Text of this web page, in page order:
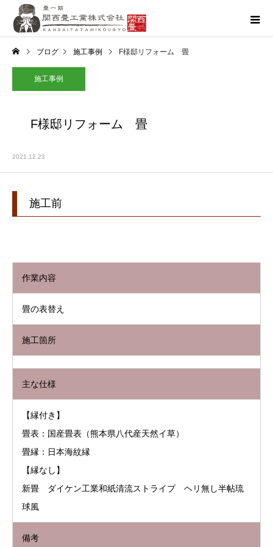
ブログ 施工事例 F様邸リフォーム 畳
施工事例
F様邸リフォーム 畳
2021.12.23
施工前
作業内容
畳の表替え
施工箇所
主な仕様
【縁付き】
畳表：国産畳表（熊本県八代産天然イ草）
畳縁：日本海紋縁
【縁なし】
新畳 ダイケン工業和紙清流ストライプ ヘリ無し半帖琉
球風
備考